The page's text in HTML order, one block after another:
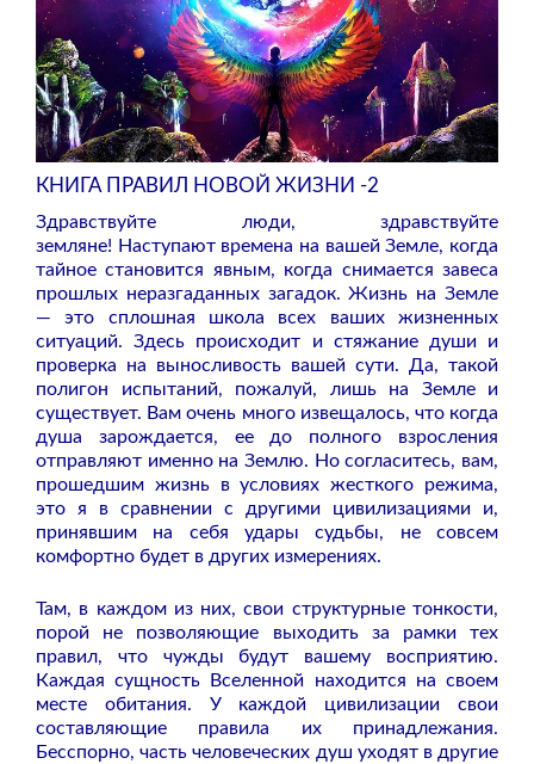
КНИГА ПРАВИЛ НОВОЙ ЖИЗНИ -2
Здравствуйте люди, здравствуйте
земляне! Наступают времена на вашей Земле, когда
тайное становится явным, когда снимается завеса
прошлых неразгаданных загадок. Жизнь на Земле
— это сплошная школа всех ваших жизненных
ситуаций. Здесь происходит и стяжание души и
проверка на выносливость вашей сути. Да, такой
полигон испытаний, пожалуй, лишь на Земле и
существует. Вам очень много извещалось, что когда
душа зарождается, ее до полного взросления
отправляют именно на Землю. Но согласитесь, вам,
прошедшим жизнь в условиях жесткого режима,
это я в сравнении с другими цивилизациями и,
принявшим на себя удары судьбы, не совсем
комфортно будет в других измерениях.
Там, в каждом из них, свои структурные тонкости,
порой не позволяющие выходить за рамки тех
правил, что чужды будут вашему восприятию.
Каждая сущность Вселенной находится на своем
месте обитания. У каждой цивилизации свои
составляющие правила их принадлежания.
Бесспорно, часть человеческих душ уходят в другие